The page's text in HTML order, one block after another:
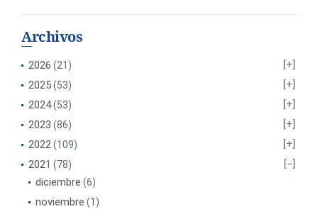
Archivos
2026 (21)
2025(53)
2024(53)
2023 (86)
2022(109)
2021 (78)
diciembre (6)
noviembre (1)